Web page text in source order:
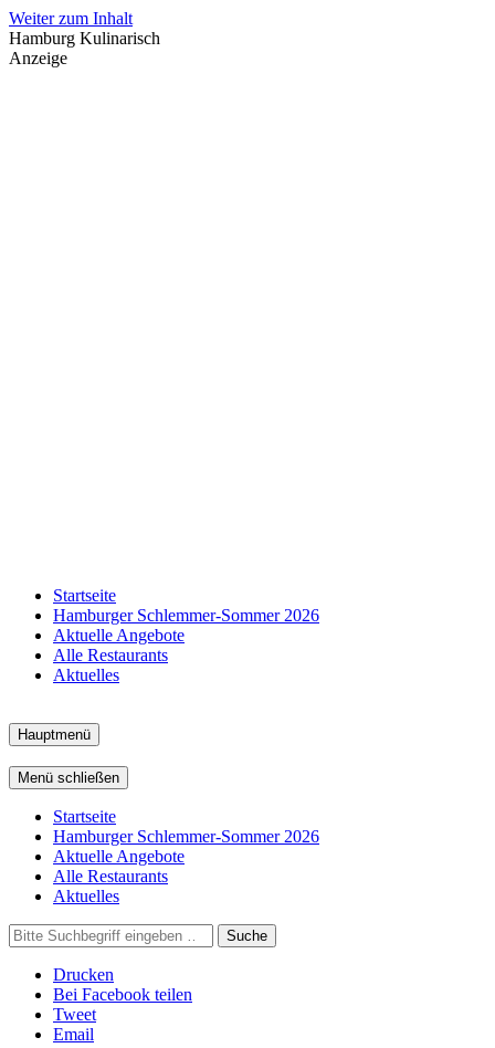
Weiter zum Inhalt
Hamburg Kulinarisch
Anzeige
Startseite
Hamburger Schlemmer-Sommer 2026
Aktuelle Angebote
Alle Restaurants
Aktuelles
Hauptmenü
Menü schließen
Startseite
Hamburger Schlemmer-Sommer 2026
Aktuelle Angebote
Alle Restaurants
Aktuelles
Suche
Drucken
Bei Facebook teilen
Tweet
Email